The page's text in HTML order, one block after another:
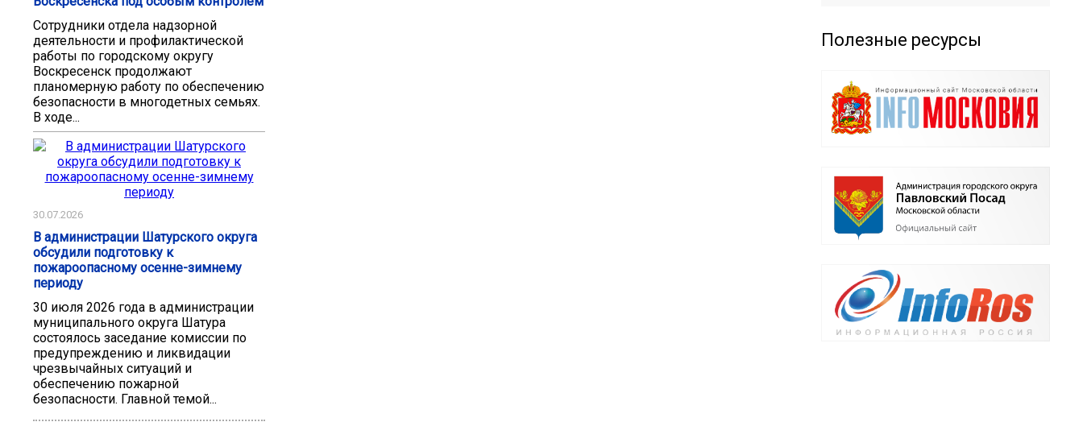
Сотрудники отдела надзорной
деятельности и профилактической
работы по городскому округу
Воскресенск продолжают
планомерную работу по обеспечению
безопасности в многодетных семьях.
В ходе...
30.07.2026
В администрации Шатурского округа
обсудили подготовку к
пожароопасному осенне-зимнему
периоду
30 июля 2026 года в администрации
муниципального округа Шатура
состоялось заседание комиссии по
предупреждению и ликвидации
чрезвычайных ситуаций и
обеспечению пожарной
безопасности. Главной темой...
Полезные ресурсы